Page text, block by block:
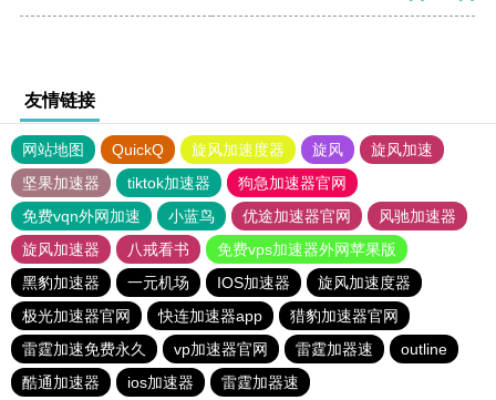
友情链接
网站地图 QuickQ 旋风加速度器 旋风
旋风加速
坚果加速器
tiktok加速器
狗急加速器官网
免费vqn外网加速
小蓝鸟 优途加速器官网
风驰加速器
旋风加速器
八戒看书
免费vps加速器外网苹果版
黑豹加速器
一元机场 IOS加速器
旋风加速度器
极光加速器官网
快连加速器app
猎豹加速器官网
雷霆加速免费永久
vp加速器官网 雷霆加器速
outline
酷通加速器
ios加速器 雷霆加器速